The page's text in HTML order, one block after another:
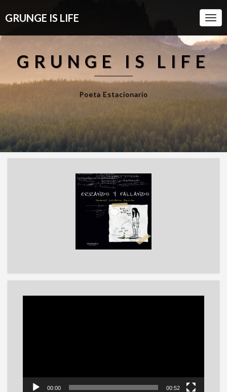
GRUNGE IS LIFE
GRUNGE IS LIFE
Poeta Estacionario
00:00 00:52